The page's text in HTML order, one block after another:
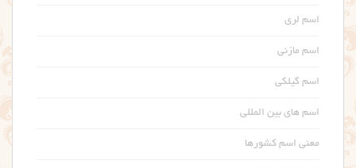
اسم لری
اسم مازنی
اسم گیلکی
اسم های بین المللی
معنی اسم کشورها